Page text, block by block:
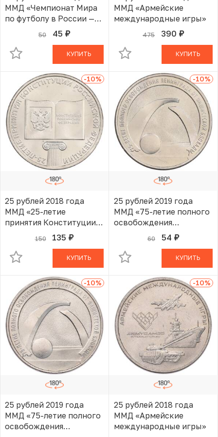
ММД «Чемпионат Мира
по футболу в России —
Талисман (Волк-
Забивака)»
50 45 руб.
В КОРЗИНЕ
КУПИТЬ
ММД «Армейские
международные игры»
475 390 руб.
В КОРЗИНЕ
КУПИТЬ
-10%
25 рублей 2018 года
ММД «25-летие
принятия Конституции
Российской
Федерации»
150 135 руб.
В КОРЗИНЕ
КУПИТЬ
-10%
25 рублей 2019 года
ММД «75-летие полного
освобождения
Ленинграда от
фашистской блокады»
60 54 руб.
В КОРЗИНЕ
КУПИТЬ
-10%
25 рублей 2019 года
ММД «75-летие полного
освобождения
-10%
25 рублей 2018 года
ММД «Армейские
международные игры»